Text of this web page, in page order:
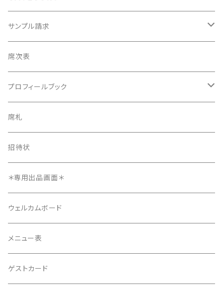
サンプル請求
席次表
プロフィールブック
長方形タイプ
正方形タイプ
席札
招待状
メニュー表
席次表
プロフィールブック
長方形タイプ
8ページ
12ページ
正方形タイプ
席札
招待状
＊専用出品画面＊
ウェルカムボード
メニュー表
ゲストカード